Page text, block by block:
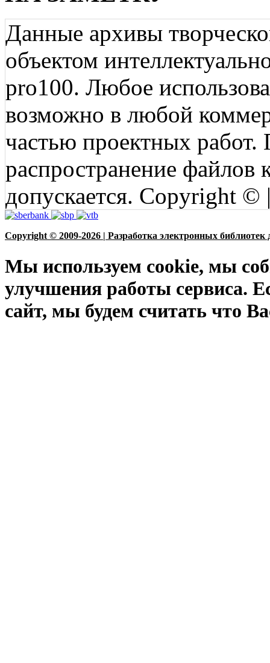
Данные архивы
объектом
pro100. Любое
возможно в любой
частью проектных
распространение файлов
допускается. Copyright
Copyright © 2009-2026 | Разработка электронных библиотек
Мы используем cookie, мы
улучшения работы сервиса.
сайт, мы будем считать что